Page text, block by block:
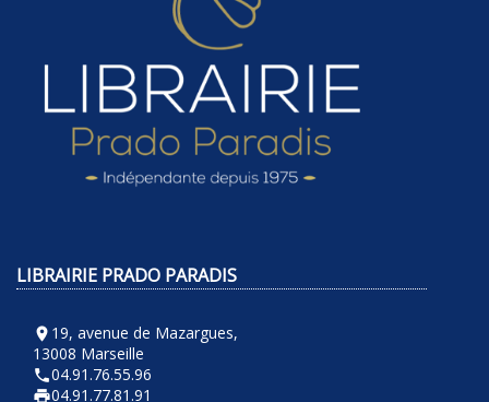
LIBRAIRIE PRADO PARADIS
room 19, avenue de Mazargues,
13008 Marseille
phone04.91.76.55.96
local_printshop04.91.77.81.91